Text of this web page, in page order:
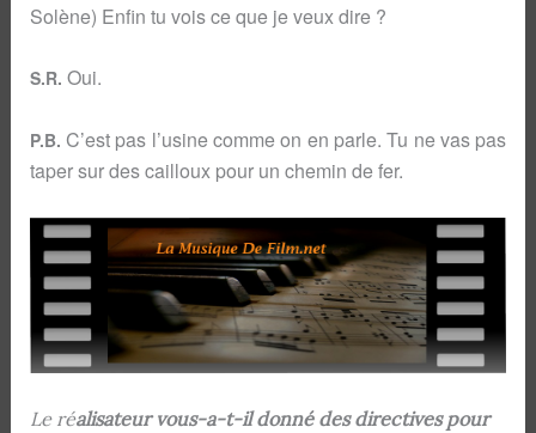
Solène) Enfin tu vois ce que je veux dire ?
S.R. Oui.
P.B. C’est pas l’usine comme on en parle. Tu ne vas pas
taper sur des cailloux pour un chemin de fer.
Le réalisateur vous-a-t-il donné des directives pour